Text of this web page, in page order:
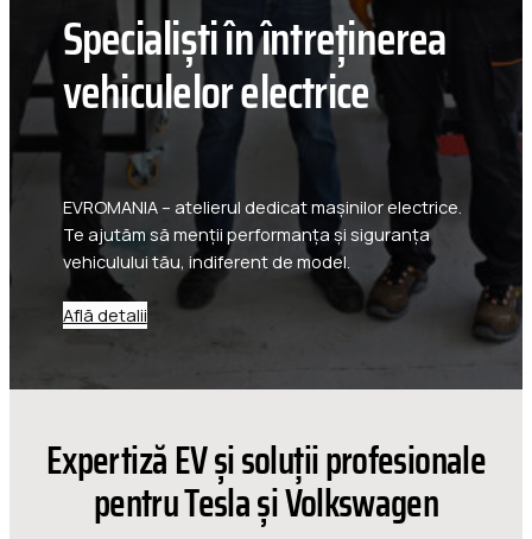
Specialiști în întreținerea
vehiculelor electrice
EVROMANIA – atelierul dedicat mașinilor electrice.
Te ajutăm să menții performanța și siguranța
vehiculului tău, indiferent de model.
Află detalii
Expertiză EV și soluții profesionale
pentru Tesla și Volkswagen